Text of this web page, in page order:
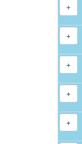
+
+
+
+
+